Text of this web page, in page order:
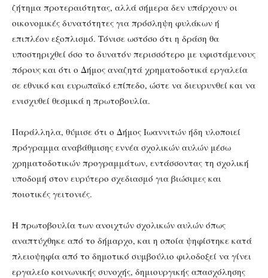
ζήτημα προτεραιότητας, αλλά σήμερα δεν υπάρχουν οι
οικονομικές δυνατότητες για πρόσληψη φυλάκων ή
επιπλέον εξοπλισμό. Τόνισε ωστόσο ότι η δράση θα
υποστηριχθεί όσο το δυνατόν περισσότερο με υφιστάμενους
πόρους και ότι ο Δήμος αναζητά χρηματοδοτικά εργαλεία
σε εθνικό και ευρωπαϊκό επίπεδο, ώστε να διευρυνθεί και να
ενισχυθεί θεσμικά η πρωτοβουλία.
Παράλληλα, θύμισε ότι ο Δήμος Ιωαννιτών ήδη υλοποιεί
πρόγραμμα αναβάθμισης εννέα σχολικών αυλών μέσω
χρηματοδοτικών προγραμμάτων, εντάσσοντας τη σχολική
υποδομή στον ευρύτερο σχεδιασμό για βιώσιμες και
ποιοτικές γειτονιές.
Η πρωτοβουλία των ανοιχτών σχολικών αυλών όπως
αναπτύχθηκε από το δήμαρχο, και η οποία ψηφίστηκε κατά
πλειοψηφία από το δημοτικό συμβούλιο φιλοδοξεί να γίνει
εργαλείο κοινωνικής συνοχής, δημιουργικής απασχόλησης